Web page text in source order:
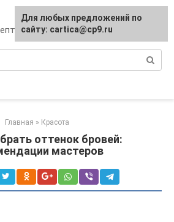
и приготовление
Главная » Красота
оттенок бровей:
мастеров
Для любых предложений по
сайту: cartica@cp9.ru